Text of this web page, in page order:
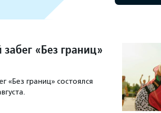
«Без границ»
«Без границ» состоялся